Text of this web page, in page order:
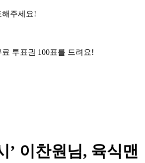
해주세요!
료 투표권 100표를 드려요!
’ 이찬원님, 육식맨